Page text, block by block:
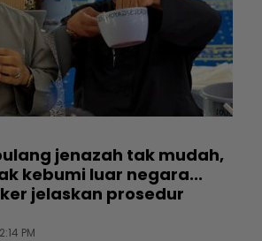
jenazah tak mudah,
kebumi luar negara...
jelaskan prosedur
PM